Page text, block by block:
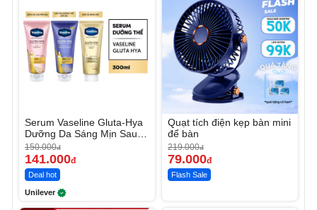
Serum Vaseline Gluta-Hya
Dưỡng Da Sáng Mịn Sau 7
Ngày
150.000đ
141.000đ
Deal hot
Unilever
Quạt tích điện kẹp bàn mini
để bàn
219.000đ
79.000đ
Flash Sale